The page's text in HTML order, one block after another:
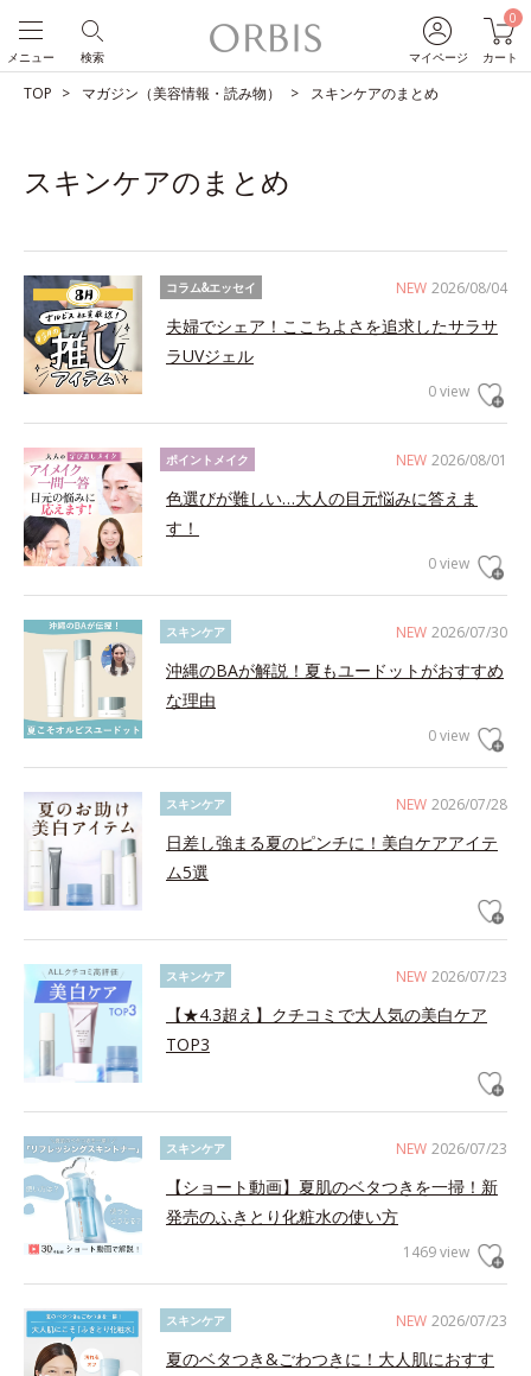
マイページ
0
カート
検索
メニュー
TOP マガジン（美容情報・読み物） スキンケアのまとめ
スキンケアのまとめ
NEW 2026/08/04
コラム&エッセイ
夫婦でシェア！ここちよさを追求したサラサ
ラUVジェル
0 view
NEW 2026/08/01
ポイントメイク
色選びが難しい…大人の目元悩みに答えま
す！
0 view
NEW 2026/07/30
スキンケア
沖縄のBAが解説！夏もユードットがおすすめ
な理由
0 view
NEW 2026/07/28
スキンケア
日差し強まる夏のピンチに！美白ケアアイテ
ム5選
NEW 2026/07/23
スキンケア
【★4.3超え】クチコミで大人気の美白ケア
TOP3
NEW 2026/07/23
スキンケア
【ショート動画】夏肌のベタつきを一掃！新
発売のふきとり化粧水の使い方
1469 view
NEW 2026/07/23
スキンケア
夏のベタつき&ごわつきに！大人肌におすす